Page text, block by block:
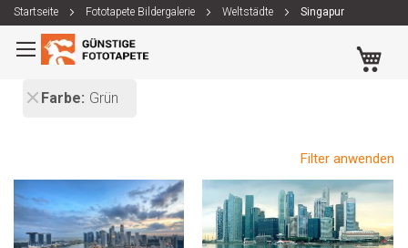
Startseite Fototapete Bildergalerie Weltstädte Singapur
Zum
Inhalt
springen
Farbe Grün
Filter anwenden